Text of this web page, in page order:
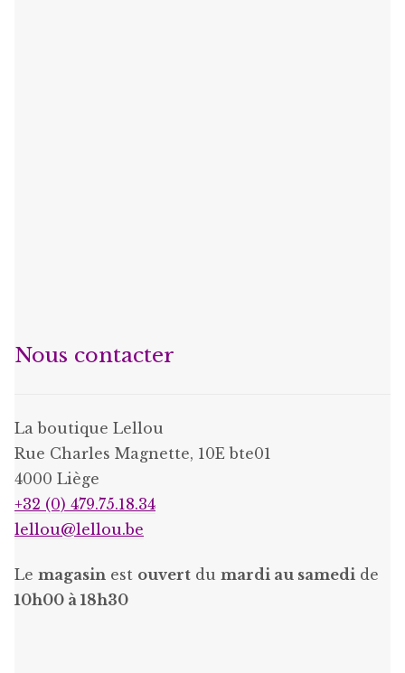
Nous contacter
La boutique Lellou
Rue Charles Magnette, 10E bte01
4000 Liège
+32 (0) 479.75.18.34
lellou@lellou.be
Le magasin est ouvert du mardi au samedi de
10h00 à 18h30